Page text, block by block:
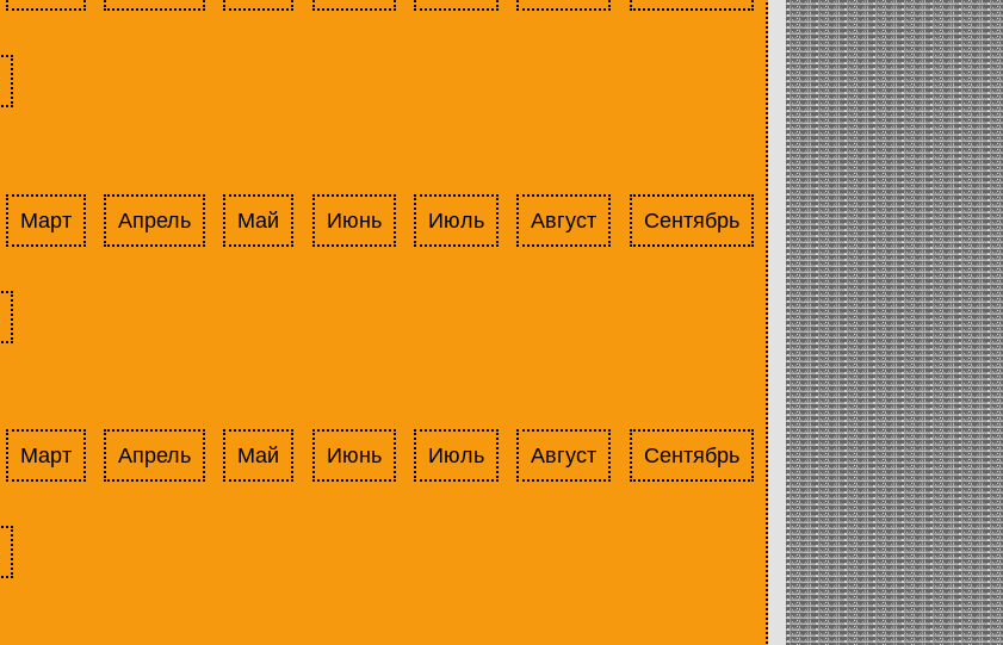
Март Апрель Май Июнь Июль Август Сентябрь
Март Апрель Май Июнь Июль Август Сентябрь